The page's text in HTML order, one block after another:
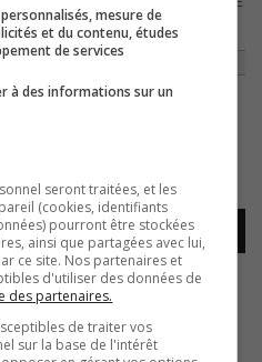
ET L’ÉCOUTE SONT LA CLÉ
DES JEUNES SELON UN
BELLEMARE – 11NOV –
– 11NOV –
–.
mesure de
et du contenu, études
de services
à des informations sur un
seront traitées, et les
(cookies, identifiants
pourront être stockées
ainsi que partagées avec lui,
ce site. Nos partenaires et
d'utiliser des données de
des partenaires.
de traiter vos
sur la base de l'intérêt